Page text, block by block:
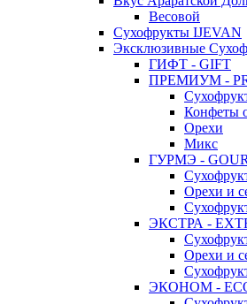
Весовой
Сухофрукты IJEVAN
Эксклюзивные
ГИФТ - GIFT
ПРЕМИУМ -
Конфеты
Орехи
Микс
ГУРМЭ -
Орехи и
ЭКСТРА -
Орехи и
ЭКОНОМ -